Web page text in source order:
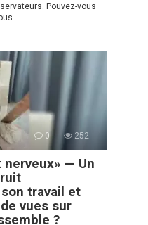
Pouvez-vous
0 252
— Un
travail et
vues sur
?